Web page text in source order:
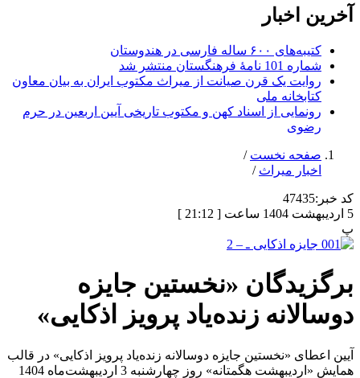
آخرین اخبار
کتیبه‌های ۶۰۰ ساله فارسی در هندوستان
شماره 101 نامۀ فرهنگستان منتشر شد
روایت یک قرن صیانت از میراث مکتوب ایران به بیان معاون
کتابخانه ملی
رونمایی از اسناد کهن و مکتوب تاریخی آیین اربعین در حرم
رضوی
صفحه نخست /
اخبار میراث /
کد خبر:47435
5 اردیبهشت 1404 ساعت [ 21:12 ]
پ
برگزیدگان «نخستین جایزه
دوسالانه زنده‌یاد پرویز اذکایی»
آیین اعطای «نخستین جایزه دوسالانه زنده‌یاد پرویز اذکایی» در قالب
همایش «اردیبهشت هگمتانه» روز چهارشنبه 3 اردیبهشت‌ماه 1404